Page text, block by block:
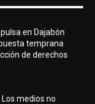
en Dajabón
temprana
de derechos
medios no